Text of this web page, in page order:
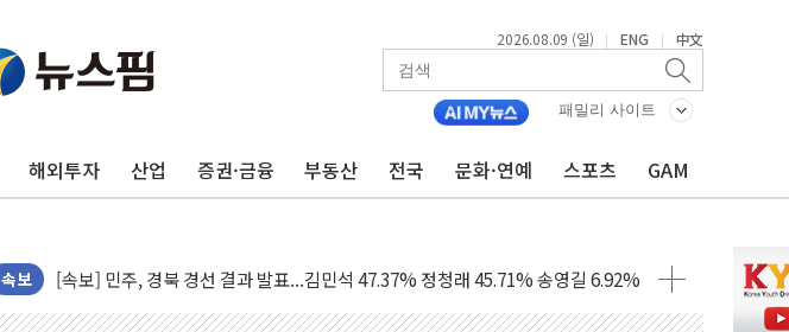
2026.08.09 (일) | ENG | 中文
패밀리 사이트
해외투자 산업 증권·금융 부동산 전국 문화·연예 스포츠 GAM
속보
[종합] 김민석, 정청래에 누적 '1.48%p' 차 선두 유지...金 46.01% vs 鄭 44.53%
민주당 경북도당위원장에 오중기 당선...합산득표율 68.63%
김민석, 강원·대구·경북 경선서 정청래에 승리…金 48.54% vs 鄭 44.40%
[속보] 민주, 강원·대구·경북 경선 결과...김민석 48.54% 정청래 44.40%
[속보] 민주, 대구 경선 결과 발표...정청래 47.82% 김민석 46.35% 송영길 5.83%
[속보] 민주, 강원 경선 결과 발표...김민석 50.30% 정청래 41.94% 송영길 7.76%